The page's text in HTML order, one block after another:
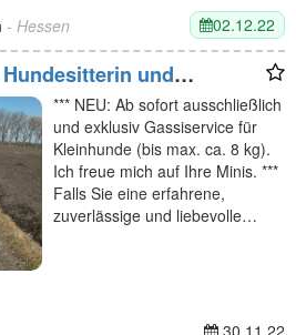
- Hessen 02.12.22
und
Hunde
*** NEU: Ab sofort ausschließlich
und exklusiv Gassiservice für
Kleinhunde (bis max. ca. 8 kg).
Ich freue mich auf Ihre Minis. ***
Falls Sie eine erfahrene,
zuverlässige und liebevolle…
30.11.22